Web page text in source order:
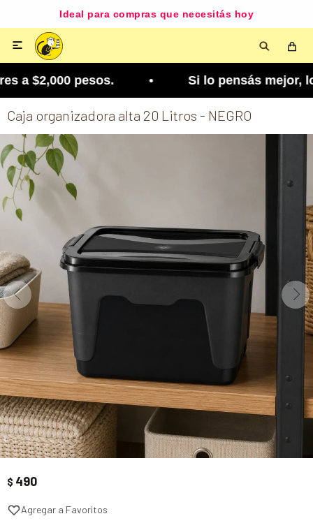
Ideal para compras que necesitás hoy

a $2,000 pesos. • Si lo pensás mejor, lo
Caja organizadora alta 20 Litros - NEGRO
$ 490